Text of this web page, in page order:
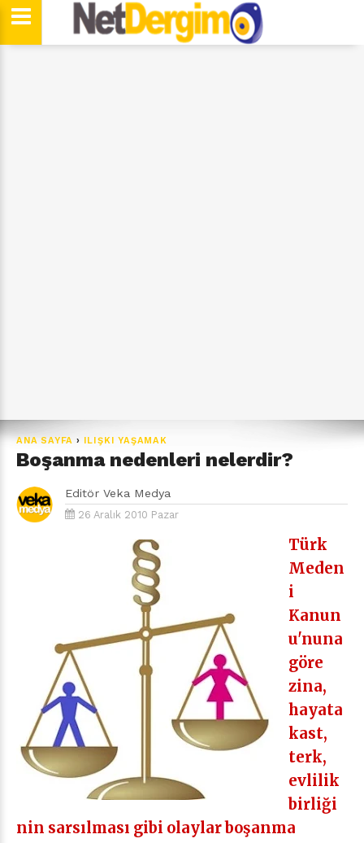
ANA SAYFA › ILIŞKI YAŞAMAK
Boşanma nedenleri nelerdir?
Editör Veka Medya
26 Aralık 2010 Pazar
Türk
Meden
i
Kanun
u'nuna
göre
zina,
hayata
kast,
terk,
evlilik
birliği
nin sarsılması gibi olaylar boşanma